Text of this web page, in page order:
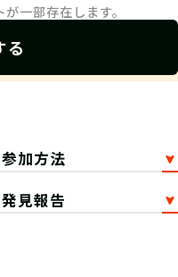
一部存在します。
る
参加方法
発見報告